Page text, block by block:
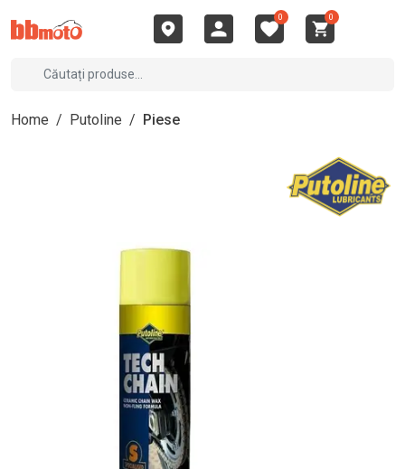
0 0
Home / Putoline / Piese